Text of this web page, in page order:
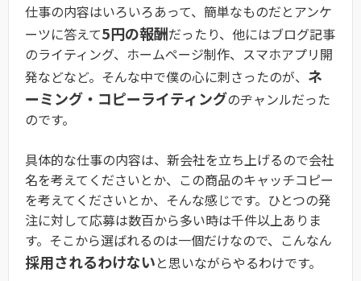
仕事の内容はいろいろあって、簡単なものだとアンケ
ーツに答えて5円の報酬だったり、他にはブログ記事
のライティング、ホームページ制作、スマホアプリ開
発などなど。そんな中で僕の心に刺さったのが、 ネ
ーミング・コピーライティングのヂャンルだった
のです。
具体的な仕事の内容は、新会社を立ち上げるので会社
名を考えてくださいとか、この商品のキャッチコピー
を考えてくださいとか、そんな感じです。ひとつの発
注に対して応募は数百から多い時は千件以上ありま
す。そこから選ばれるのは一個だけなので、こんなん
採用されるわけないと思いながらやるわけです。